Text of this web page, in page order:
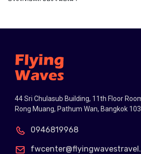
44 Sri Chulasub Building, 11th Floor
Rong Muang, Pathum Wan, Bangkok
0946819968